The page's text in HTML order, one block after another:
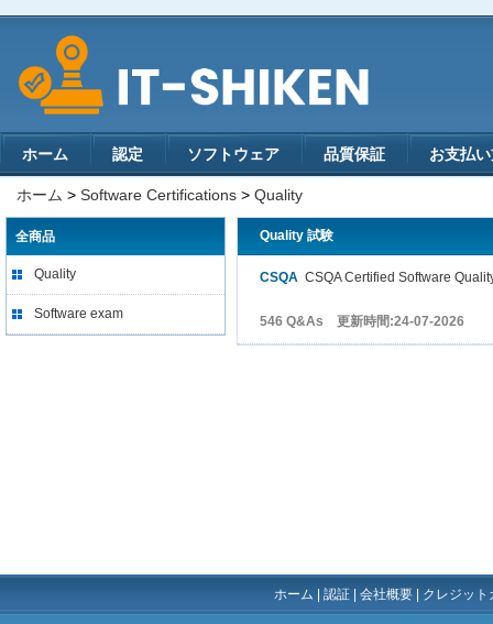
ホーム 認定 ソフトウェア 品質保証 お支払
ホーム > Software Certifications > Quality
全商品
Quality
Software exam
Quality 試験
CSQA CSQA Certified Software
546 Q&As 更新時間:24-07-2026
ホーム 認証 会社概要 クレジッ